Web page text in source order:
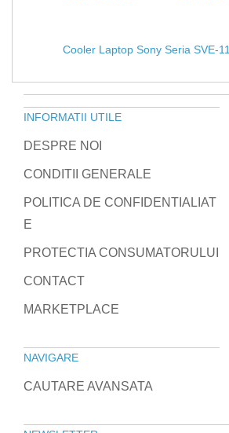
Cooler Laptop Sony Seria SVE-11
INFORMATII UTILE
DESPRE NOI
CONDITII GENERALE
POLITICA DE CONFIDENTIALIAT
E
PROTECTIA CONSUMATORULUI
CONTACT
MARKETPLACE
NAVIGARE
CAUTARE AVANSATA